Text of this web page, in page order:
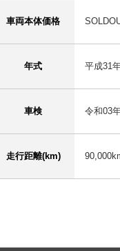
車両本体価格
年式 平成31
車検 令和03
走行距離(km)